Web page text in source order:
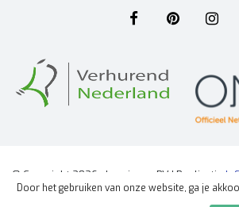
© Copyright 2026 - Lumineux BV | Realisatie
Algemene voorwaarden|Disclaimer|Privacy
Door het gebruiken van onze website, ga je